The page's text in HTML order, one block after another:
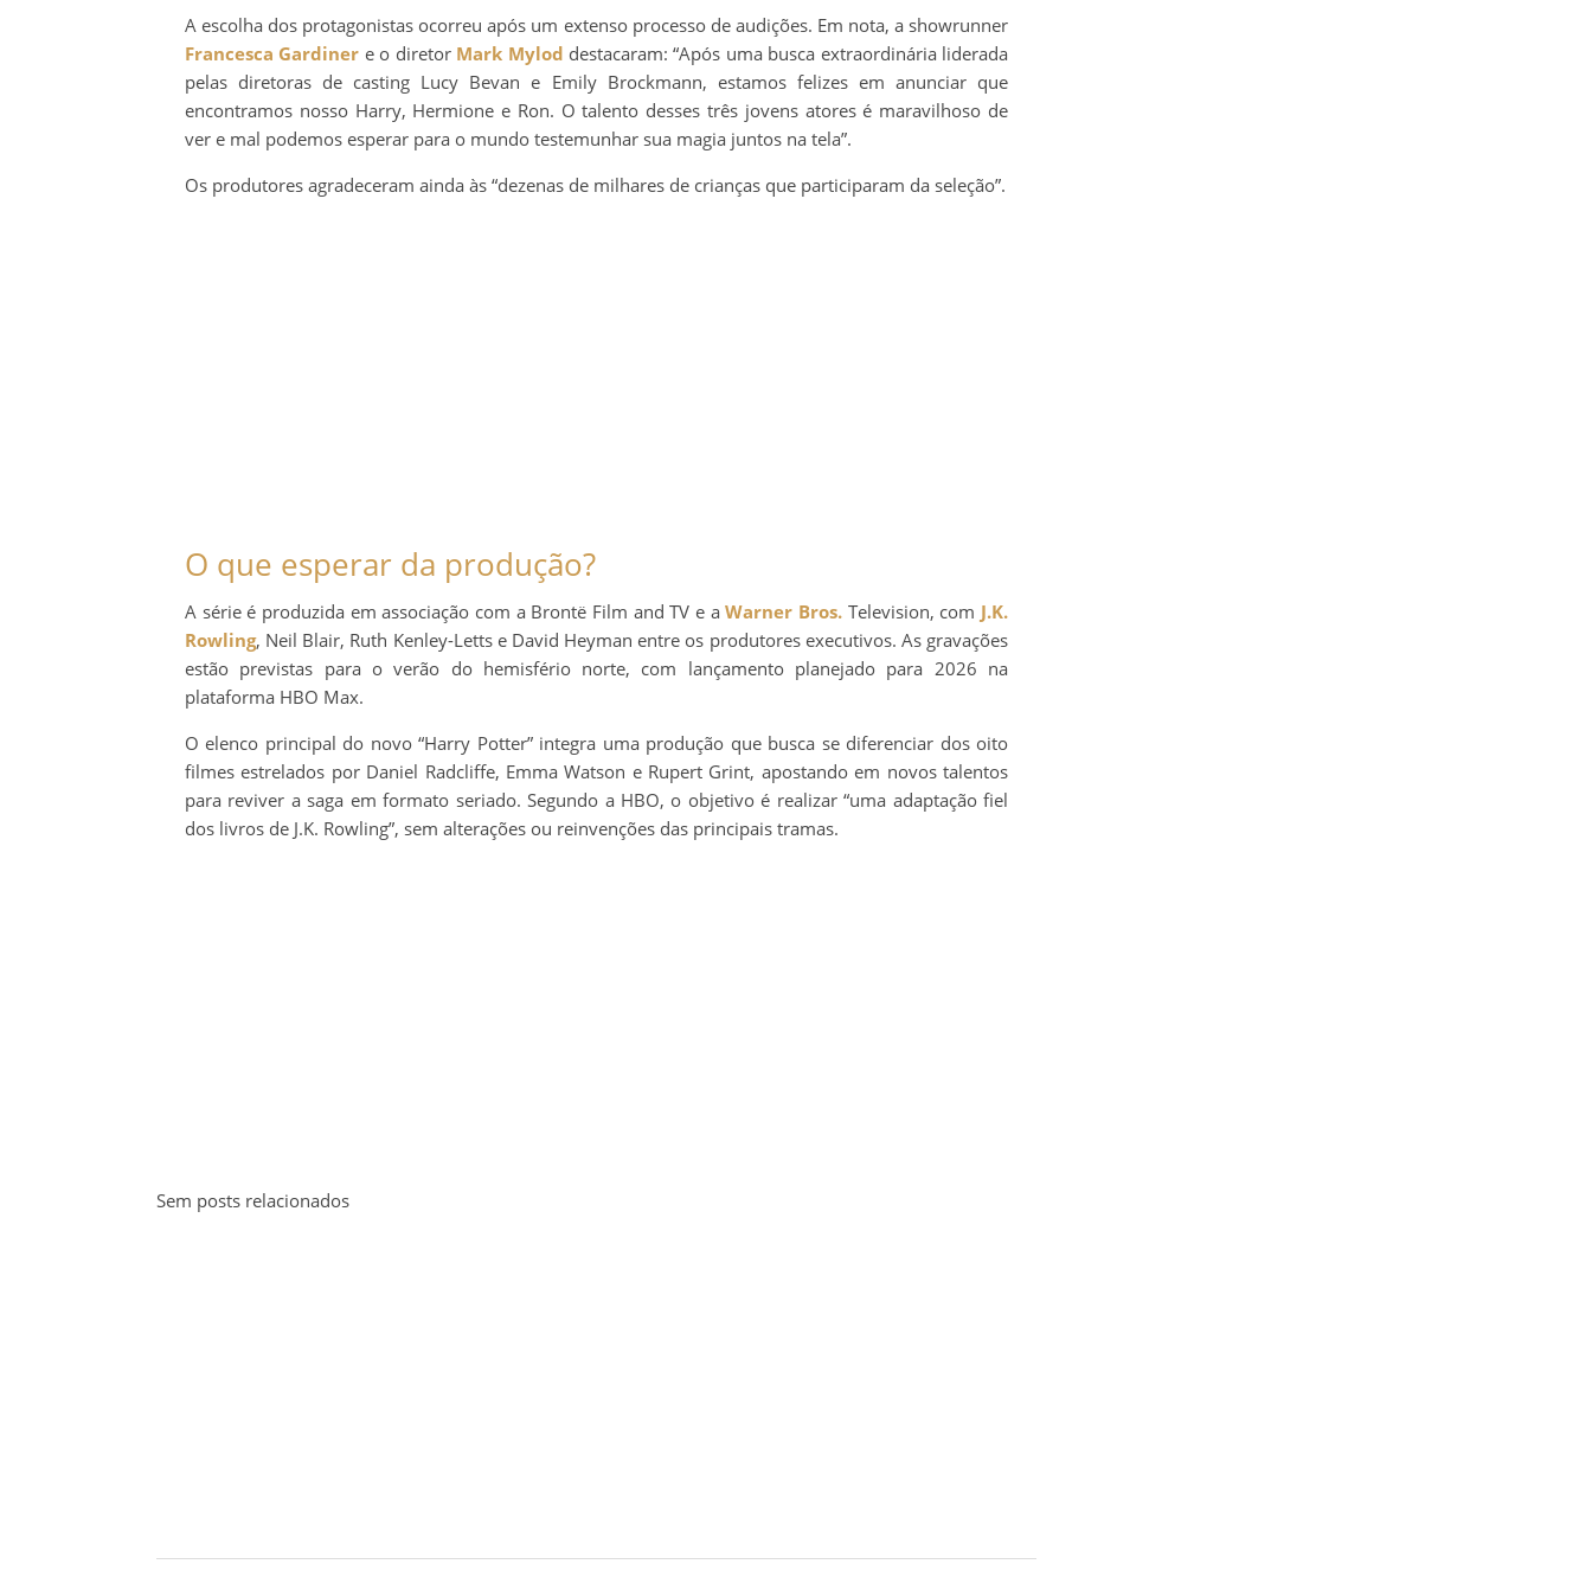
A escolha dos protagonistas ocorreu após um extenso processo de audições. Em nota, a showrunner
Francesca Gardiner e o diretor Mark Mylod destacaram: “Após uma busca extraordinária liderada
pelas diretoras de casting Lucy Bevan e Emily Brockmann, estamos felizes em anunciar que
encontramos nosso Harry, Hermione e Ron. O talento desses três jovens atores é maravilhoso de
ver e mal podemos esperar para o mundo testemunhar sua magia juntos na tela”.
Os produtores agradeceram ainda às “dezenas de milhares de crianças que participaram da seleção”.
O que esperar da produção?
A série é produzida em associação com a Brontë Film and TV e aWarner Bros. Television, com J.K.
Rowling, Neil Blair, Ruth Kenley-Letts e David Heyman entre os produtores executivos. As gravações
estão previstas para o verão do hemisfério norte, com lançamento planejado para 2026 na
plataforma HBO Max.
O elenco principal do novo “Harry Potter” integra uma produção que busca se diferenciar dos oito
filmes estrelados por Daniel Radcliffe, Emma Watson e Rupert Grint, apostando em novos talentos
para reviver a saga em formato seriado. Segundo a HBO, o objetivo é realizar “uma adaptação fiel
dos livros de J.K. Rowling”, sem alterações ou reinvenções das principais tramas.
Sem posts relacionados